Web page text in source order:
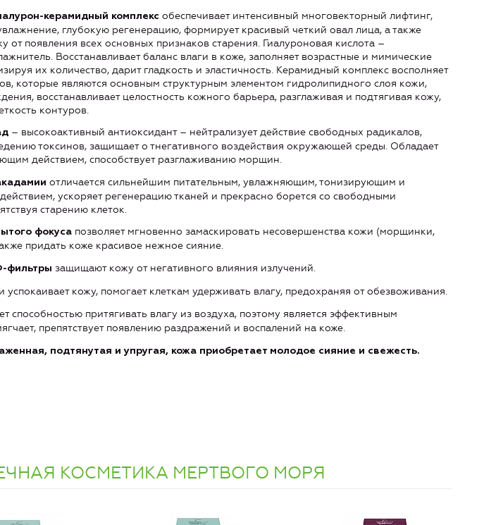
керамидный комплекс обеспечивает интенсивный многовекторный лифтинг,
глубокую регенерацию, формирует красивый четкий овал лица, а также
от появления всех основных признаков старения. Гиалуроновая кислота –
Восстанавливает баланс влаги в коже, заполняет возрастные и мимические
их количество, дарит гладкость и эластичность. Керамидный комплекс восполняет
которые являются основным структурным элементом гидролипидного слоя кожи,
восстанавливает целостность кожного барьера, разглаживая и подтягивая кожу,
контуров.
– высокоактивный антиоксидант – нейтрализует действие свободных радикалов,
токсинов, защищает о тнегативного воздействия окружающей среды. Обладает
действием, способствует разглаживанию морщин.
отличается сильнейшим питательным, увлажняющим, тонизирующим и
ускоряет регенерацию тканей и прекрасно борется со свободными
старению клеток.
фокуса позволяет мгновенно замаскировать несовершенства кожи (морщинки,
придать коже красивое нежное сияние.
фильтры защищают кожу от негативного влияния излучений.
успокаивает кожу, помогает клеткам удерживать влагу, предохраняя от обезвоживания.
способностью притягивать влагу из воздуха, поэтому является эффективным
препятствует появлению раздражений и воспалений на коже.
подтянутая и упругая, кожа приобретает молодое сияние и свежесть.
КОСМЕТИКА МЕРТВОГО МОРЯ